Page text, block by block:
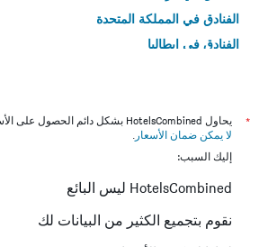
الفنادق في المملكة المتحدة
الفنادق في إيطاليا
*
يحاول HotelsCombined بشكل دائم الحصول على الأسعار الدقيقة، ولكن
لا يمكن ضمان الأسعار .
إليك السبب:
HotelsCombined ليس البائع
نقوم بتجميع الكثير من البيانات لك